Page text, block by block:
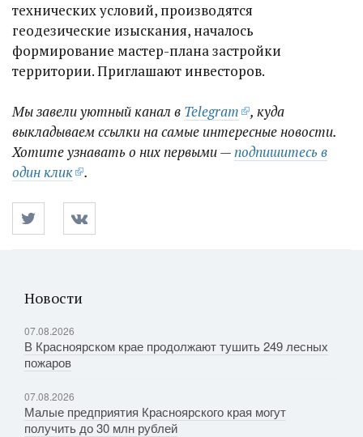
технических условий, производятся
геодезические изыскания, началось
формирование мастер-плана застройки
территории. Приглашают инвесторов.
Мы завели уютный канал в Telegram
, куда
выкладываем ссылки на самые интересные новости.
Хотите узнавать о них первыми —подпишитесь в
один клик
.
Новости
07.08.2026
В Красноярском крае продолжают тушить 249 лесных
пожаров
07.08.2026
Малые предприятия Красноярского края могут
получить до 30 млн рублей